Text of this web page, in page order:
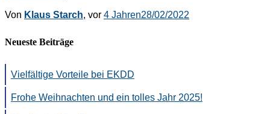
Von Klaus Starch, vor 4 Jahren28/02/2022
Neueste Beiträge
Vielfältige Vorteile bei EKDD
Frohe Weihnachten und ein tolles Jahr 2025!